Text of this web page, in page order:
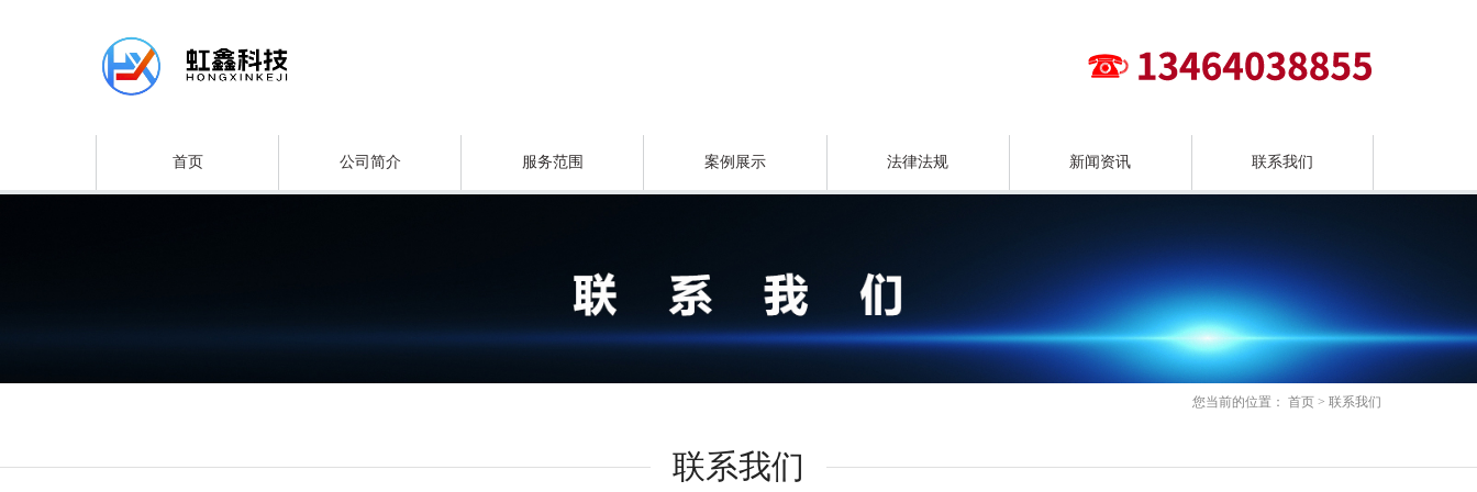
首页 公司简介 服务范围 案例展示 法律法规 新闻资讯 联系我们
您当前的位置： 首页 > 联系我们
联系我们